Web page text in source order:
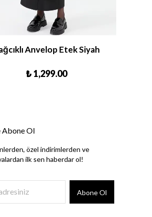
Anvelop Etek Siyah
₺ 1,299.00
Abone Ol
özel indirimlerden ve
ilk sen haberdar ol!
Abone Ol